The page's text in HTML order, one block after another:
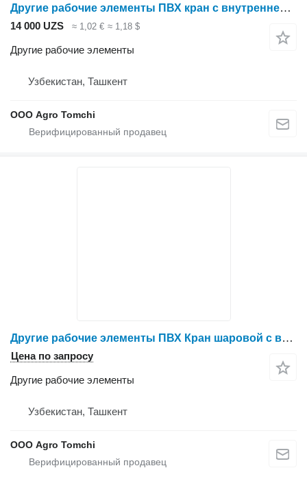
Другие рабочие элементы ПВХ кран с внутренней резьбой для оборудования
14 000 UZS ≈ 1,02 € ≈ 1,18 $
Другие рабочие элементы
Узбекистан, Ташкент
ООО Agro Tomchi
Другие рабочие элементы ПВХ Кран шаровой с внутренней резьбой для оборудования
Цена по запросу
Другие рабочие элементы
Узбекистан, Ташкент
ООО Agro Tomchi